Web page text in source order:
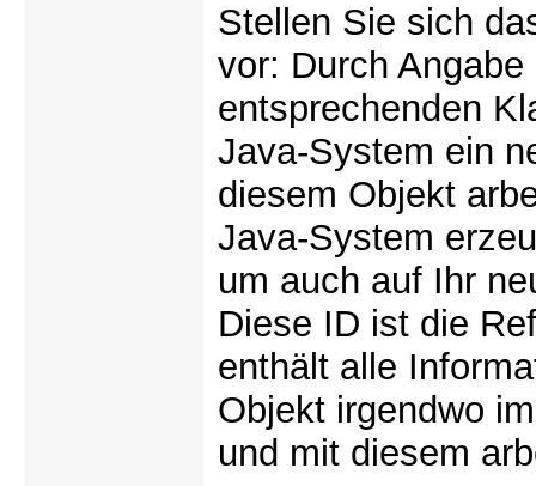
Stellen Sie sich
vor: Durch
entsprechenden
Java-System ein
diesem Objekt
Java-System
um auch auf Ihr
Diese ID ist die
enthält alle
Objekt irgendwo
und mit diesem